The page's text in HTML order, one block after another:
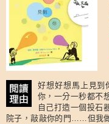
好想好想馬上見到
你，一分一秒都不
自己打造一個投石
院子，敲敲你的門……但我